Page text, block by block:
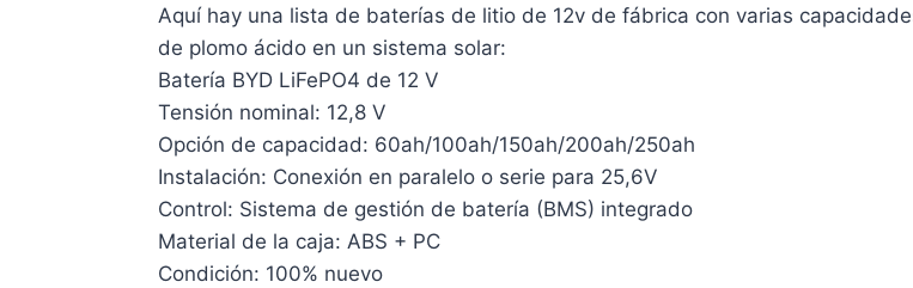
Aquí hay una lista de baterías de litio de 12v de fábrica con varias
de plomo ácido en un sistema solar:
Batería BYD LiFePO4 de 12 V
Tensión nominal: 12,8 V
Opción de capacidad: 60ah/100ah/150ah/200ah/250ah
Instalación: Conexión en paralelo o serie para 25,6V
Control: Sistema de gestión de batería (BMS) integrado
Material de la caja: ABS + PC
Condición: 100% nuevo